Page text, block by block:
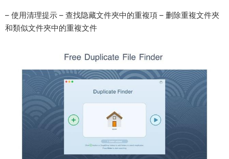
– 使用清理提示 – 查找隐藏文件夾中的重複項 – 删除重複文件夾
和類似文件夾中的重複文件